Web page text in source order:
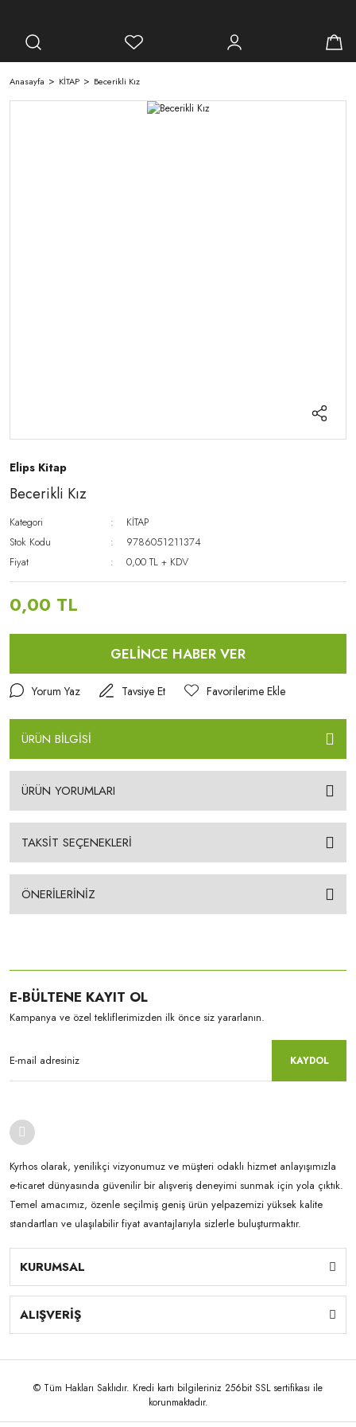
Anasayfa KİTAP Becerikli Kız
Elips Kitap
Becerikli Kız
Kategori
KİTAP
Stok Kodu
9786051211374
Fiyat
0,00 TL + KDV
0,00 TL
GELİNCE HABER VER
Yorum Yaz Tavsiye Et
ÜRÜN BİLGİSİ
ÜRÜN YORUMLARI
TAKSİT SEÇENEKLERİ
ÖNERİLERİNİZ
E-BÜLTENE KAYIT OL
Kampanya ve özel tekliflerimizden ilk önce siz yararlanın.
KAYDOL
Kyrhos olarak, yenilikçi vizyonumuz ve müşteri odaklı hizmet anlayışımızla
e-ticaret dünyasında güvenilir bir alışveriş deneyimi sunmak için yola çıktık.
Temel amacımız, özenle seçilmiş geniş ürün yelpazemizi yüksek kalite
standartları ve ulaşılabilir fiyat avantajlarıyla sizlerle buluşturmaktır.
KURUMSAL
ALIŞVERİŞ
© Tüm Hakları Saklıdır. Kredi kartı bilgileriniz 256bit SSL sertifikası ile
korunmaktadır.